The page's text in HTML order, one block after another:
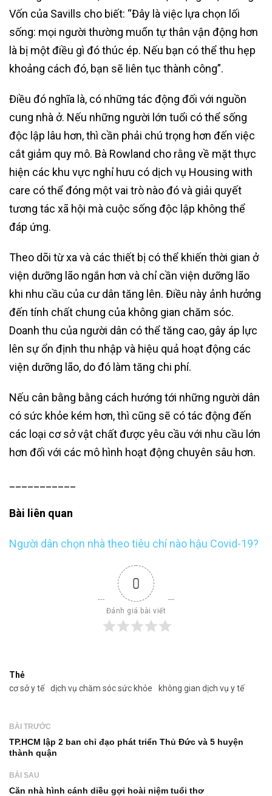
Vốn của Savills cho biết: “Đây là việc lựa chọn lối
sống: mọi người thường muốn tự thân vận động hơn
là bị một điều gì đó thúc ép. Nếu bạn có thể thu hẹp
khoảng cách đó, bạn sẽ liên tục thành công”.
Điều đó nghĩa là, có những tác động đối với nguồn
cung nhà ở. Nếu những người lớn tuổi có thể sống
độc lập lâu hơn, thì cần phải chú trọng hơn đến việc
cắt giảm quy mô. Bà Rowland cho rằng về mặt thực
hiện các khu vực nghỉ hưu có dịch vụ Housing with
care có thể đóng một vai trò nào đó và giải quyết
tương tác xã hội mà cuộc sống độc lập không thể
đáp ứng.
Theo dõi từ xa và các thiết bị có thể khiến thời gian ở
viện dưỡng lão ngắn hơn và chỉ cần viện dưỡng lão
khi nhu cầu của cư dân tăng lên. Điều này ảnh hưởng
đến tính chất chung của không gian chăm sóc.
Doanh thu của người dân có thể tăng cao, gây áp lực
lên sự ổn định thu nhập và hiệu quả hoạt động các
viện dưỡng lão, do đó làm tăng chi phí.
Nếu cân bằng bằng cách hướng tới những người dân
có sức khỏe kém hơn, thì cũng sẽ có tác động đến
các loại cơ sở vật chất được yêu cầu với nhu cầu lớn
hơn đối với các mô hình hoạt động chuyên sâu hơn.
Bài liên quan
Người dân chọn nhà theo tiêu chí nào hậu Covid-19?
0
Đánh giá bài viết
Thẻ
cơ sở y tế
dịch vụ chăm sóc sức khỏe không gian dịch vụ y tế
BÀI TRƯỚC
TP.HCM lập 2 ban chỉ đạo phát triển Thủ Đức và 5 huyện
thành quận
BÀI SAU
Căn nhà hình cánh diều gợi hoài niệm tuổi thơ